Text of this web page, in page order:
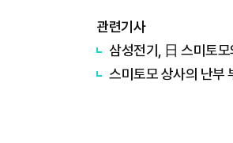
관련기사
삼성전기, 日 스미토
스미토모 상사의 난부